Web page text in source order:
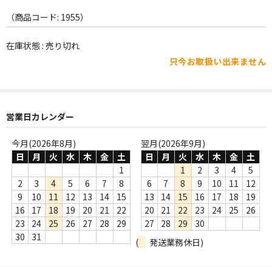
FOLK,SSW
WORLD
Webのみ no.1
Webのみ no.2
Webのみ no.3
Webのみ no.4
（商品コード: 1955）
在庫状態 : 売り切れ
只今お取扱い出来ません
営業日カレンダー
今月(2026年8月)
日
月 火 水 木 金
土
1
2
3 4 5 6 7
8
9
10 11 12 13 14
15
16
17 18 19 20 21
22
23
24 25 26 27 28
29
30
31
翌月(2026年9月)
日
月 火 水 木 金
土
1
2 3 4
5
6
7 8 9 10 11
12
13
14 15 16 17 18
19
20
21 22 23 24 25
26
27
28 29
30
(
発送業務休日)